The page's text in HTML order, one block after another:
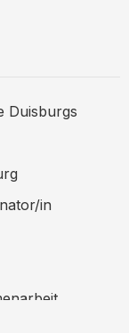
Duisburgs
in